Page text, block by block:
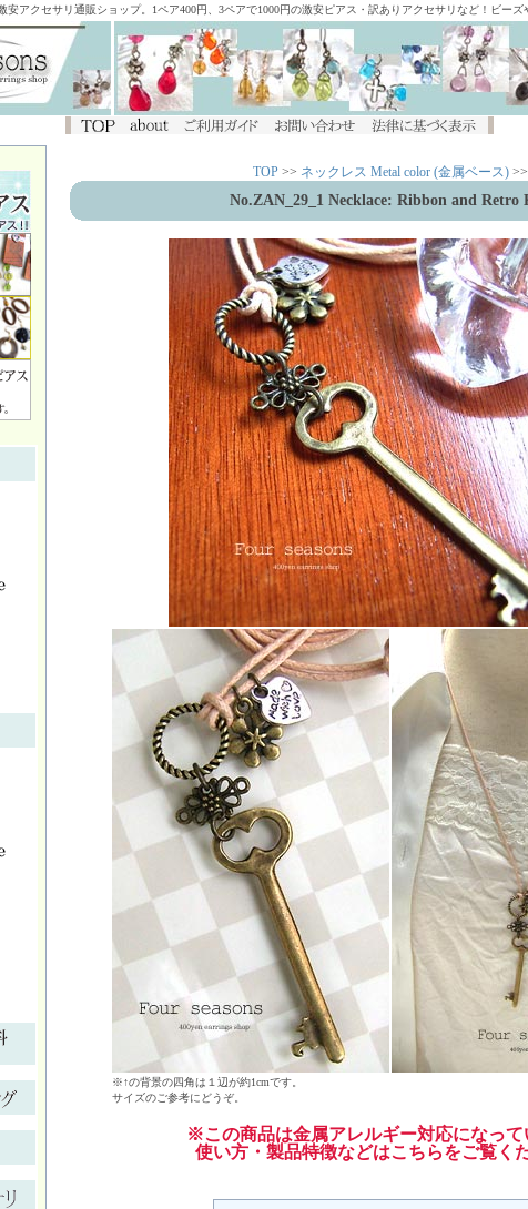
安アクセサリ通販ショップ。1ペア400円、3ペアで1000円の激安ピアス・訳ありアクセサリなど！ビー
TOP >> ネックレス Metal color (金属ベース) >>
No.ZAN_29_1 Necklace: Ribbon and Retro
※↑の背景の四角は１辺が約1cmです。
サイズのご参考にどうぞ。
※この商品は金属アレルギー対応になって
使い方・製品特徴などはこちらをご覧く